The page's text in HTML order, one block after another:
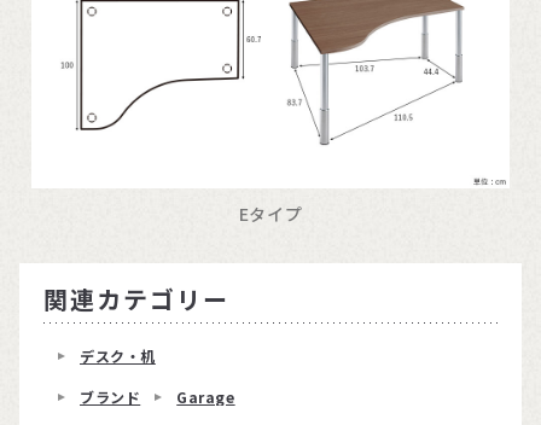
Eタイプ
関連カテゴリー
デスク・机
ブランド
Garage